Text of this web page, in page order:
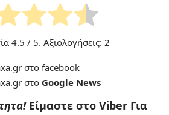
4.5 / 5. Αξιολογήσεις: 2
στο facebook
στο Google News
Είμαστε στο Viber Για